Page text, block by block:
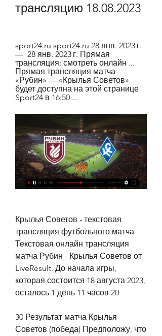
трансляцию 18.08.2023
sport24.ru sport24.ru 28 янв. 2023 г.
—  28 янв. 2023 г. Прямая
трансляция: смотреть онлайн ...
Прямая трансляция матча
«Рубин» — «Крылья Советов»
будет доступна на этой странице
Sport24 в 16:50 ...
Крылья Советов - текстовая
трансляция футбольного матча
Текстовая онлайн трансляция
матча Рубин - Крылья Советов от
LiveResult. До начала игры,
которая состоится 18 августа 2023,
осталось 1 день 11 часов 20
30 Результат матча Крылья
Советов (победа) Предположу, что